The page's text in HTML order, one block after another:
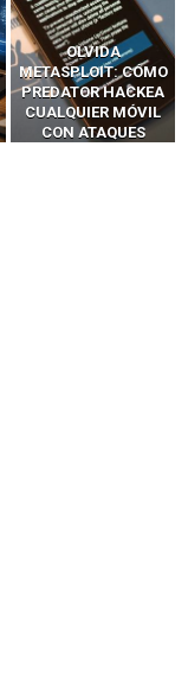
CÓMO LOS HACKERS
INTERCEPTAN OTPS
Y LLAMADAS
MÓVILES SIN
‘HACKEAR’ — EL